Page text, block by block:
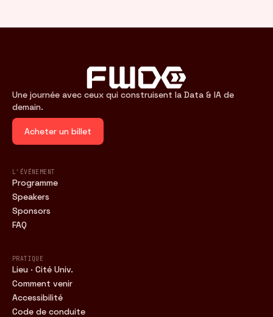
Une journée avec ceux qui construisent la Data & IA de
demain.
Acheter un billet
L'ÉVÉNEMENT
Programme
Speakers
Sponsors
FAQ
PRATIQUE
Lieu · Cité Univ.
Comment venir
Accessibilité
Code de conduite